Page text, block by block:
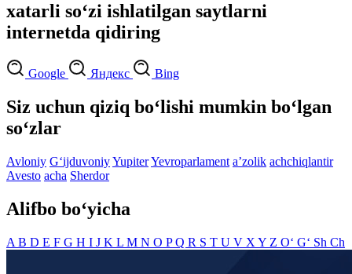
xatarli so‘zi ishlatilgan saytlarni
internetda qidiring
Google Яндекс Bing
Siz uchun qiziq bo‘lishi mumkin bo‘lgan
so‘zlar
Avloniy G‘ijduvoniyYupiterYevroparlament aʼzolik achchiqlantir
Avesto acha Sherdor
Alifbo bo‘yicha
A B D E F G H I J K L M N O PQ R S T U V X Y Z O‘ G‘ Sh Ch